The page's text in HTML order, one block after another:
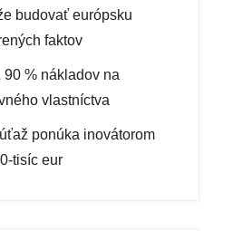
budovať európsku
faktov
% nákladov na
vlastníctva
ponúka inovátorom
tisíc eur